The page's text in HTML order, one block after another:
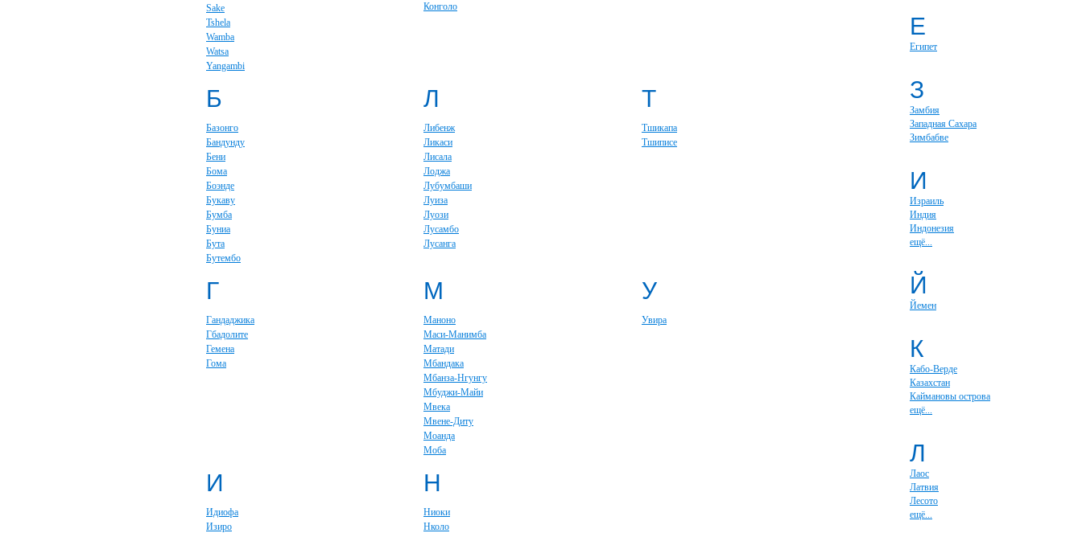
Sake
Tshela
Wamba
Watsa
Yangambi
Конголо
Б
Базонго
Бандунду
Бени
Бома
Боэнде
Букаву
Бумба
Буниа
Бута
Бутембо
Л
Либенж
Ликаси
Лисала
Лоджа
Лубумбаши
Луиза
Луози
Лусамбо
Лусанга
Т
Тшикапа
Тшиписе
Г
Гандаджика
Гбадолите
Гемена
Гома
М
Маноно
Маси-Манимба
Матади
Мбандака
Мбанза-Нгунгу
Мбуджи-Майи
Мвека
Мвене-Диту
Моанда
Моба
У
Увира
И
Идиофа
Изиро
Н
Ниоки
Нколо
Е
Египет
З
Замбия
Западная Сахара
Зимбабве
И
Израиль
Индия
Индонезия
ещё...
Й
Йемен
К
Кабо-Верде
Казахстан
Каймановы острова
ещё...
Л
Лаос
Латвия
Лесото
ещё...